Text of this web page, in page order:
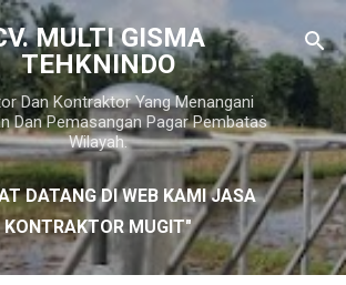
Langsung ke konten utama
MULTI GISMA
TEHKNINDO
Dan Kontraktor Yang Menangani
Dan Pemasangan Pagar Pembatas
Wilayah.
DATANG DI WEB KAMI JASA
KONTRAKTOR MUGIT"